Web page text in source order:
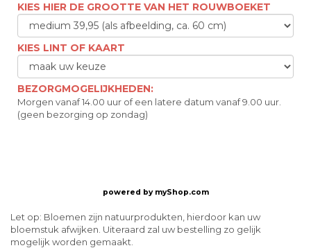
KIES HIER DE GROOTTE VAN HET ROUWBOEKET
KIES LINT OF KAART
BEZORGMOGELIJKHEDEN:
Morgen vanaf 14.00 uur of een latere datum vanaf 9.00 uur.
(geen bezorging op zondag)
powered by myShop.com
Let op: Bloemen zijn natuurprodukten, hierdoor kan uw
bloemstuk afwijken. Uiteraard zal uw bestelling zo gelijk
mogelijk worden gemaakt.